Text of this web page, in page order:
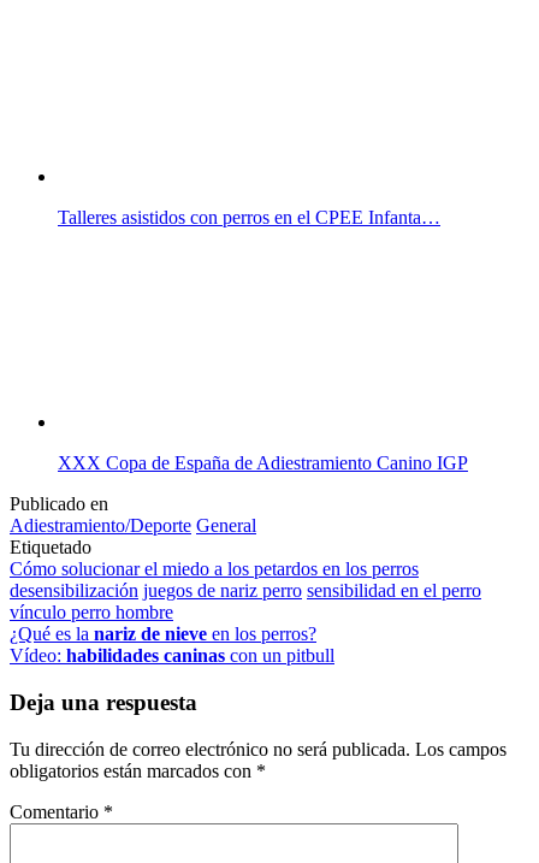
Talleres asistidos con perros en el CPEE Infanta…
XXX Copa de España de Adiestramiento Canino IGP
Publicado en
Adiestramiento/Deporte General
Etiquetado
Cómo solucionar el miedo a los petardos en los perros
desensibilización juegos de nariz perro sensibilidad en el perro
vínculo perro hombre
Navegación
de
entradas
¿Qué es la nariz de nieve en los perros?
Vídeo: habilidades caninas con un pitbull
Deja una respuesta
Tu dirección de correo electrónico no será publicada. Los campos
obligatorios están marcados con *
Comentario *